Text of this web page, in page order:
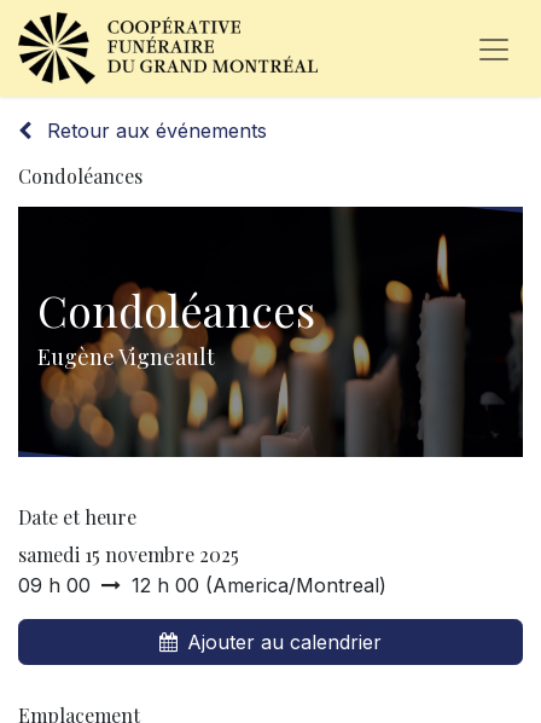
Retour aux événements
Condoléances
Condoléances
Eugène Vigneault
Date et heure
samedi 15 novembre 2025
09 h 00 12 h 00 (America/Montreal)
Ajouter au calendrier
Emplacement